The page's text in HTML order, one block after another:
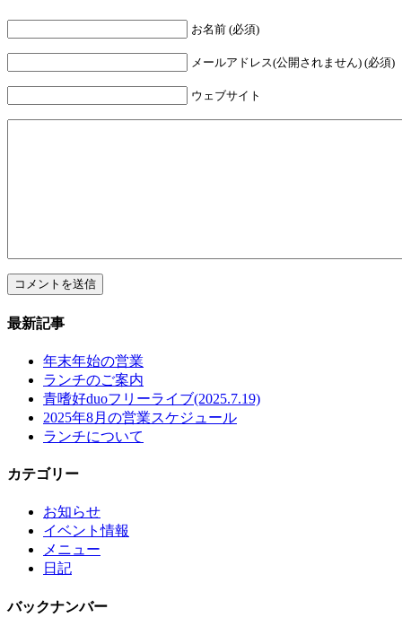
お名前 (必須)
メールアドレス(公開されません) (必須)
ウェブサイト
最新記事
年末年始の営業
ランチのご案内
青嗜好duoフリーライブ(2025.7.19)
2025年8月の営業スケジュール
ランチについて
カテゴリー
お知らせ
イベント情報
メニュー
日記
バックナンバー